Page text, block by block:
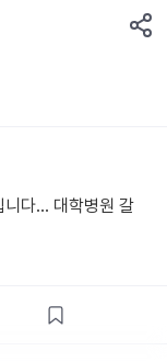
니다… 대학병원 갈